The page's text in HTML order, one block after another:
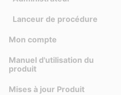
Lanceur de procédure
Mon compte
Manuel d'utilisation du
produit
Mises à jour Produit